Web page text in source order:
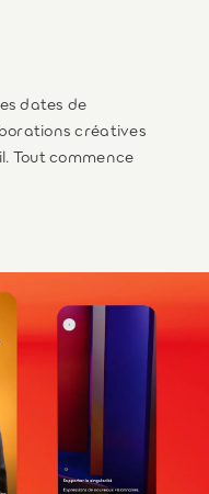
dates de
créatives
Tout commence